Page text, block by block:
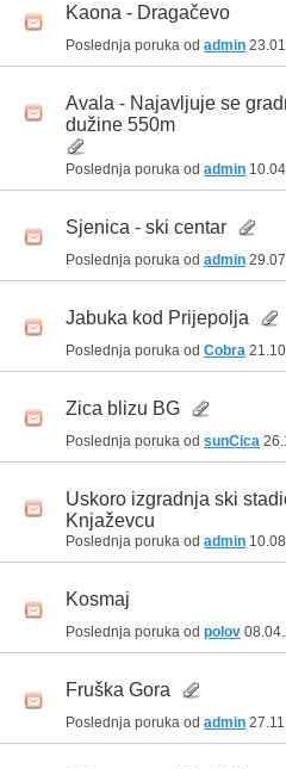
Kaona - Dragačevo
Poslednja poruka od admin
Avala - Najavljuje se
dužine 550m
Poslednja poruka od admin
Sjenica - ski centar
Poslednja poruka od admin
Jabuka kod Prijepolja
Poslednja poruka od Cobra
Zica blizu BG
Poslednja poruka od sunCica
Uskoro izgradnja ski
Knjaževcu
Poslednja poruka od admin
Kosmaj
Poslednja poruka od polov
Fruška Gora
Poslednja poruka od admin